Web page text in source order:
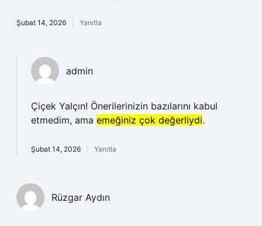
Şubat 14, 2026 Yanıtla
admin
Çiçek Yalçın! Önerilerinizin bazılarını kabul
etmedim, ama emeğiniz çok değerliydi.
Şubat 14, 2026 Yanıtla
Rüzgar Aydın